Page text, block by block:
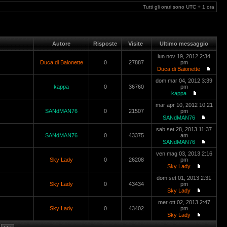
Tutti gli orari sono UTC + 1 ora
Autore Risposte Visite Ultimo messaggio
Duca di Baionette 0 27887
lun nov 19, 2012 2:34
pm
Duca di Baionette
kappa 0 36760
dom mar 04, 2012 3:39
pm
kappa
SANdMAN76 0 21507
mar apr 10, 2012 10:21
pm
SANdMAN76
SANdMAN76 0 43375
sab set 28, 2013 11:37
am
SANdMAN76
Sky Lady 0 26208
ven mag 03, 2013 2:16
pm
Sky Lady
Sky Lady 0 43434
dom set 01, 2013 2:31
pm
Sky Lady
Sky Lady 0 43402
mer ott 02, 2013 2:47
pm
Sky Lady